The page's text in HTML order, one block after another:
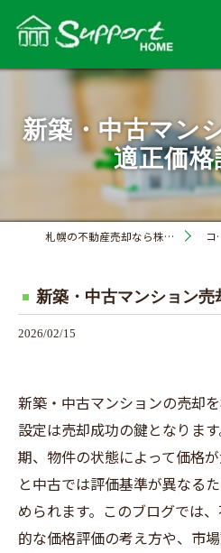
新築・中古マン
適正価
札幌の不動産売却なら株式会社サポートホーム コラム
新築・中古マンション
2026/02/15
新築・中古マンションの売却
設定は売却成功の鍵となりま
期、物件の状態によって価格
と中古では評価基準が異なる
められます。このブログでは
的な価格評価の考え方や、市